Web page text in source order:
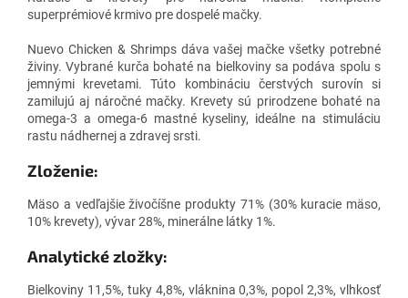
superprémiové krmivo pre dospelé mačky.
Nuevo Chicken & Shrimps dáva vašej mačke všetky potrebné
živiny. Vybrané kurča bohaté na bielkoviny sa podáva spolu s
jemnými krevetami. Túto kombináciu čerstvých surovín si
zamilujú aj náročné mačky. Krevety sú prirodzene bohaté na
omega-3 a omega-6 mastné kyseliny, ideálne na stimuláciu
rastu nádhernej a zdravej srsti.
Zloženie:
Mäso a vedľajšie živočíšne produkty 71% (30% kuracie mäso,
10% krevety), vývar 28%, minerálne látky 1%.
Analytické zložky:
Bielkoviny 11,5%, tuky 4,8%, vláknina 0,3%, popol 2,3%, vlhkosť